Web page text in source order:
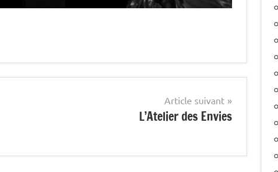
Article suivant
L’Atelier des Envies